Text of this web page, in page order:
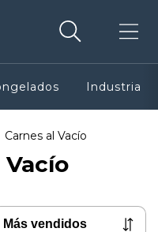
Industria
Carnes al Vacío
Vacío